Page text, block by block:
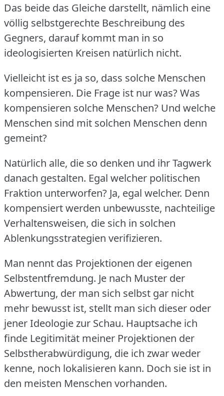
Das beide das Gleiche darstellt, nämlich eine
völlig selbstgerechte Beschreibung des
Gegners, darauf kommt man in so
ideologisierten Kreisen natürlich nicht.
Vielleicht ist es ja so, dass solche Menschen
kompensieren. Die Frage ist nur was?Was
kompensieren solche Menschen? Und welche
Menschen sind mit solchen Menschen denn
gemeint?
Natürlich alle, die so denken und ihr Tagwerk
danach gestalten. Egal welcher politischen
Fraktion unterworfen? Ja, egal welcher. Denn
kompensiert werden unbewusste, nachteilige
Verhaltensweisen, die sich in solchen
Ablenkungsstrategien verifizieren.
Man nennt das Projektionen der eigenen
Selbstentfremdung. Je nach Muster der
Abwertung, der man sich selbst gar nicht
mehr bewusst ist, stellt man sich dieser oder
jener Ideologie zur Schau. Hauptsache ich
finde Legitimität meiner Projektionen der
Selbstherabwürdigung, die ich zwar weder
kenne, noch lokalisieren kann. Doch sie ist in
den meisten Menschen vorhanden.